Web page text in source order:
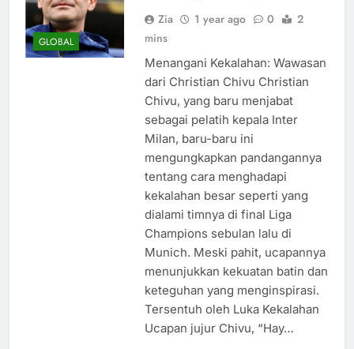
GLOBAL
Zia 1 year ago 0
2
mins
Menangani Kekalahan: Wawasan
dari Christian Chivu Christian
Chivu, yang baru menjabat
sebagai pelatih kepala Inter
Milan, baru-baru ini
mengungkapkan pandangannya
tentang cara menghadapi
kekalahan besar seperti yang
dialami timnya di final Liga
Champions sebulan lalu di
Munich. Meski pahit, ucapannya
menunjukkan kekuatan batin dan
keteguhan yang menginspirasi.
Tersentuh oleh Luka Kekalahan
Ucapan jujur Chivu, “Hay…